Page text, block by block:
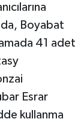
Boyabat
41 adet
Esrar
kullanma